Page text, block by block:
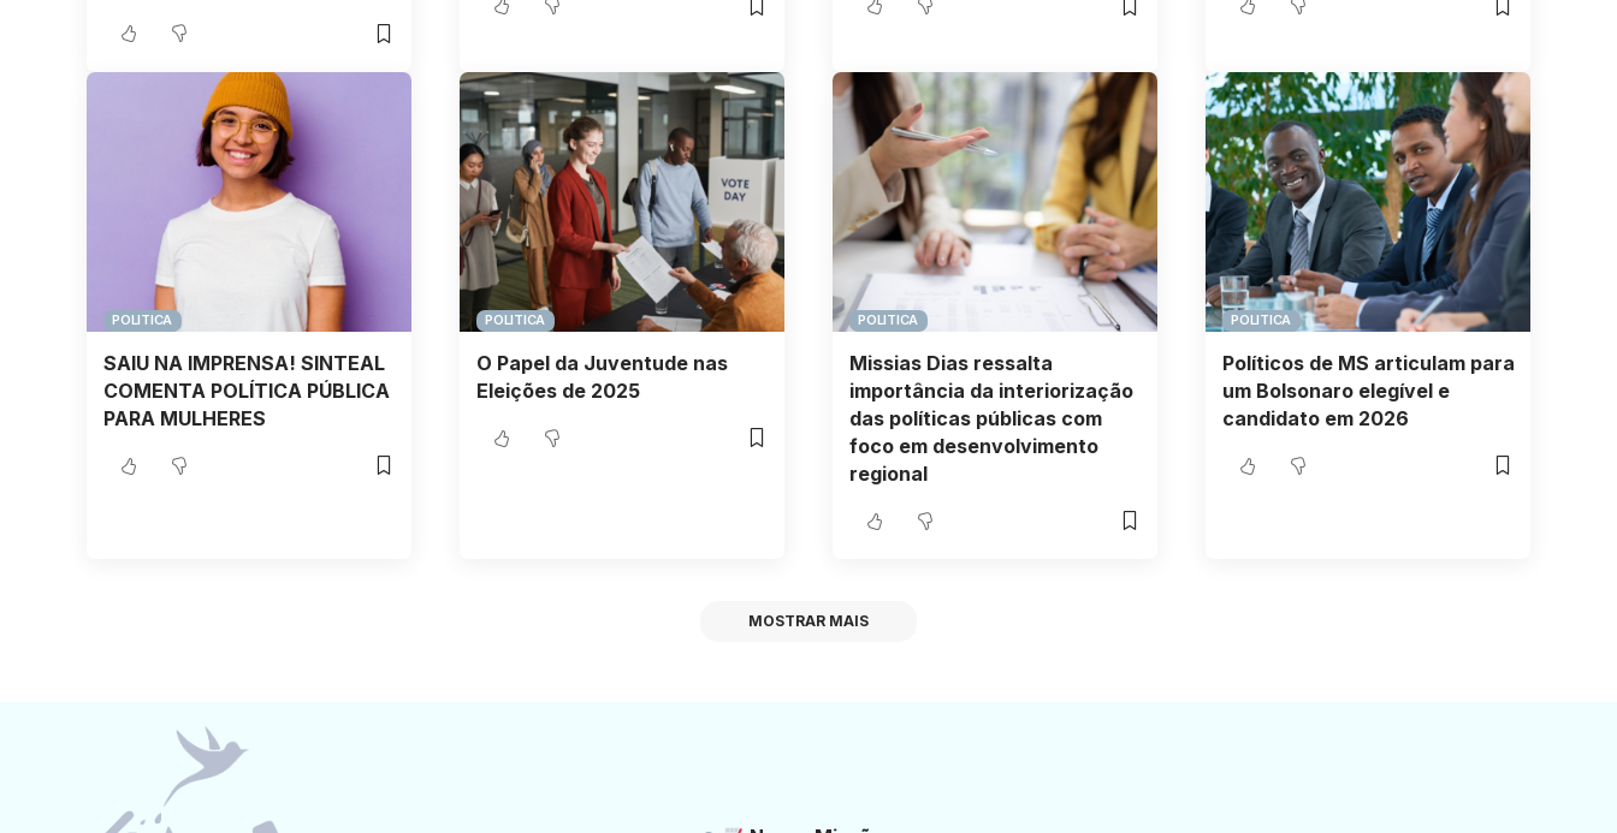
POLITICA
SAIU NA IMPRENSA! SINTEAL
COMENTA POLÍTICA PÚBLICA
PARA MULHERES
POLITICA
O Papel da Juventude nas
Eleições de 2025
POLITICA
Missias Dias ressalta
importância da interiorização
das políticas públicas com
foco em desenvolvimento
regional
POLITICA
Políticos de MS articulam para
um Bolsonaro elegível e
candidato em 2026
MOSTRAR MAIS